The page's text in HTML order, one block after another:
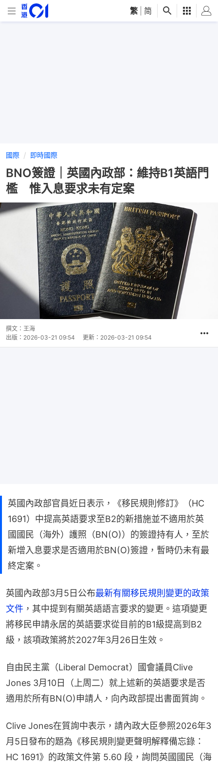
繁 简
國際 即時國際
BNO簽證｜英國內政部：維持B1英語門
檻 惟入息要求未有定案
撰文： 王海
出版： 2026-03-21 09:54 更新： 2026-03-21 09:54
英國內政部官員近日表示，《移民規則修訂》（HC
1691）中提高英語要求至B2的新措施並不適用於英
國國民（海外）護照（BN(O)）的簽證持有人，至於
新增入息要求是否適用於BN(O)簽證，暫時仍未有最
終定案。
英國內政部3月5日公布最新有關移民規則變更的政策
文件 ，其中提到有關英語語言要求的變更。這項變更
將移民申請永居的英語要求從目前的B1級提高到B2
級，該項政策將於2027年3月26日生效。
自由民主黨（Liberal Democrat）國會議員Clive
Jones 3月10日（上周二）就上述新的英語要求是否
適用於所有BN(O)申請人，向內政部提出書面質詢。
Clive Jones在質詢中表示，請內政大臣參照2026年3
月5日發布的題為《移民規則變更聲明解釋備忘錄：
HC 1691》的政策文件第 5.60 段，詢問英國國民（海